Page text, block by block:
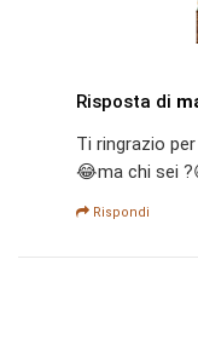
Risposta di
Ti ringrazio
😂ma chi sei
Rispondi